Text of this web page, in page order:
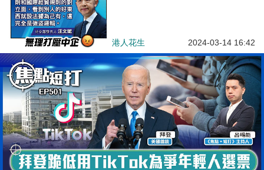
港人花生 2024-03-14 16:42